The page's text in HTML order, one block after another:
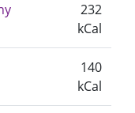
232
kCal
140
kCal